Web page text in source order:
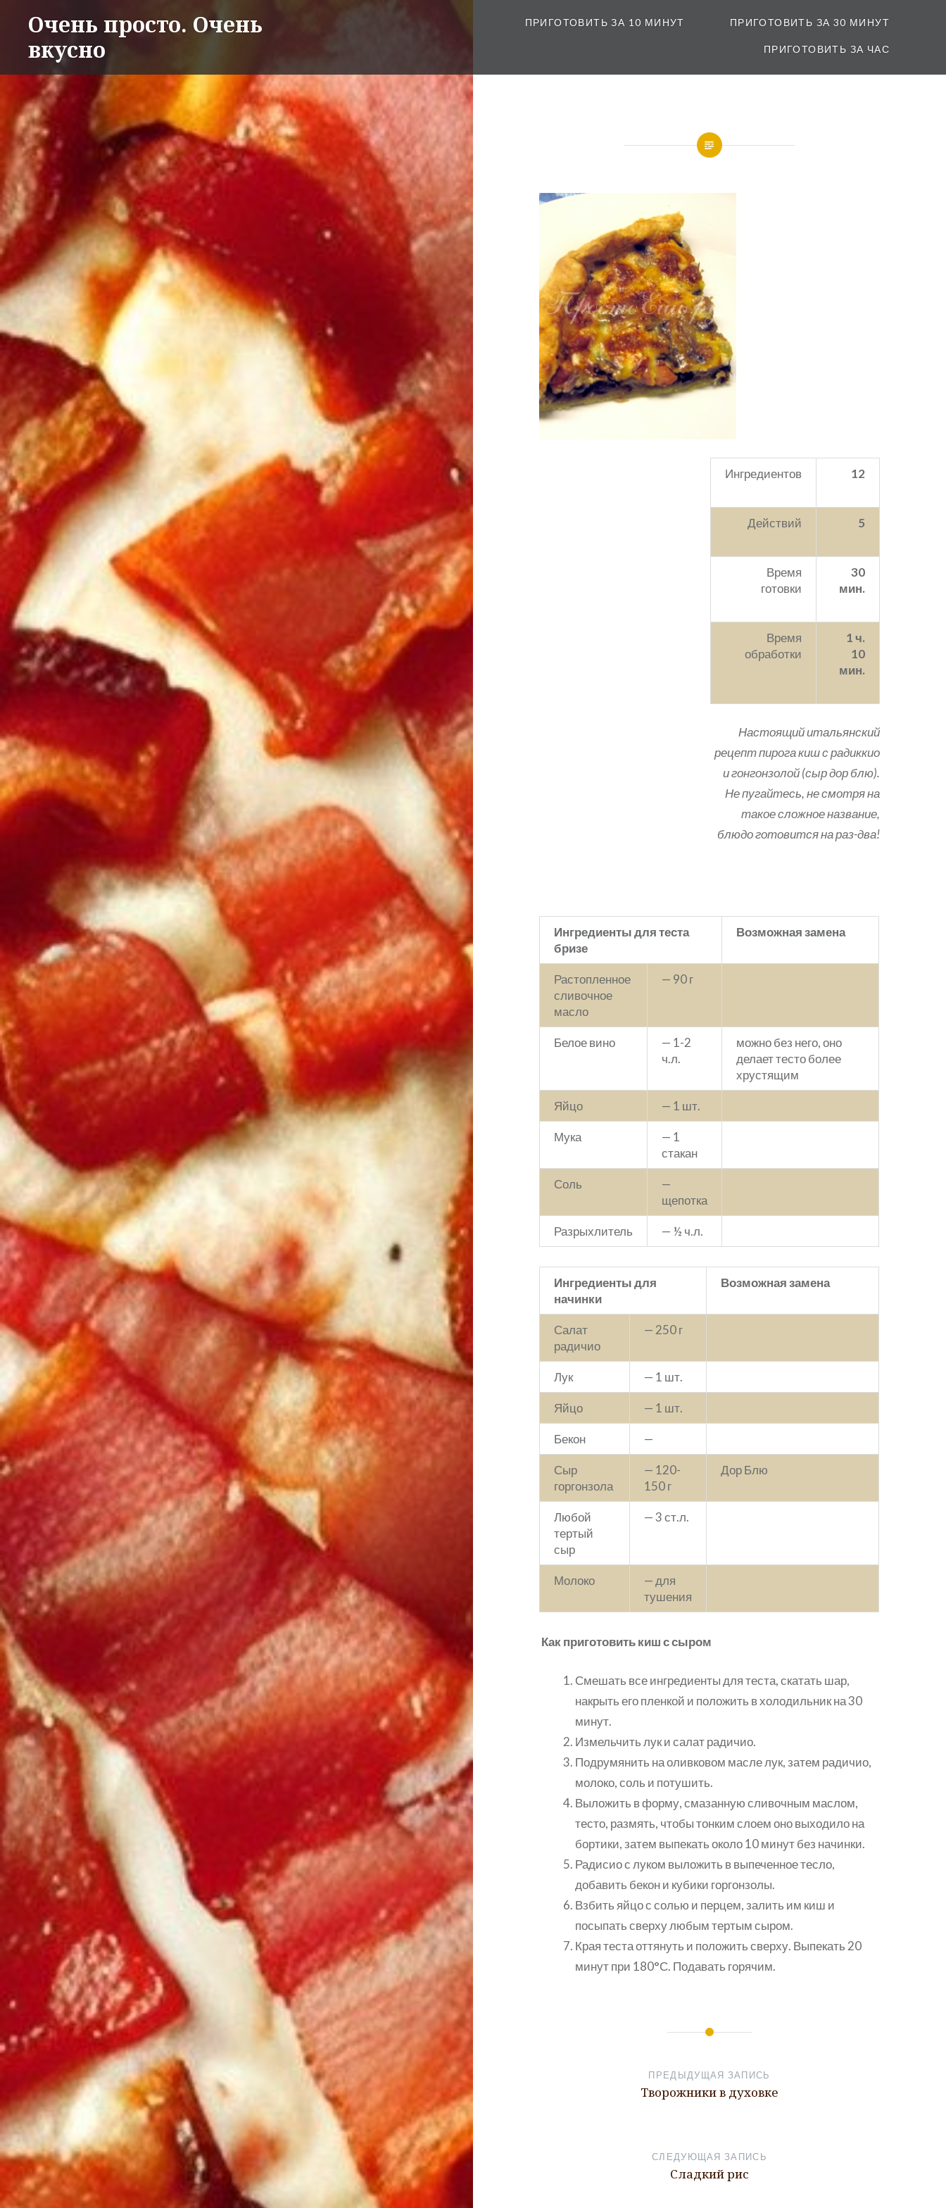
содержимому
Очень просто. Очень
вкусно
ПРИГОТОВИТЬ ЗА 10 МИНУТ ПРИГОТОВИТЬ ЗА 30 МИНУТ
ПРИГОТОВИТЬ ЗА ЧАС
Ингредиентов 12
Действий 5
Время
готовки
30
мин.
Время
обработки
1 ч.
10
мин.
Настоящий итальянский
рецепт пирога киш с радиккио
и гонгонзолой (сыр дор блю).
Не пугайтесь, не смотря на
такое сложное название,
блюдо готовится на раз-два!
Ингредиенты для теста
бризе
Возможная замена
Растопленное
сливочное
масло
— 90 г
Белое вино
— 1-2
ч.л.
можно без него, оно
делает тесто более
хрустящим
Яйцо — 1 шт.
Мука
— 1
стакан
Соль
—
щепотка
Разрыхлитель — ½ ч.л.
Ингредиенты для
начинки
Возможная замена
Салат
радичио
— 250 г
Лук — 1 шт.
Яйцо — 1 шт.
Бекон —
Сыр
горгонзола
— 120-
150 г
Дор Блю
Любой
тертый
сыр
— 3 ст.л.
Молоко
— для
тушения
Как приготовить киш с сыром
Смешать все ингредиенты для теста, скатать шар,
накрыть его пленкой и положить в холодильник на 30
минут.
Измельчить лук и салат радичио.
Подрумянить на оливковом масле лук, затем радичио,
молоко, соль и потушить.
Выложить в форму, смазанную сливочным маслом,
тесто, размять, чтобы тонким слоем оно выходило на
бортики, затем выпекать около 10 минут без начинки.
Радисио с луком выложить в выпеченное тесло,
добавить бекон и кубики горгонзолы.
Взбить яйцо с солью и перцем, залить им киш и
посыпать сверху любым тертым сыром.
Края теста оттянуть и положить сверху. Выпекать 20
минут при 180°С. Подавать горячим.
по
записям
ПРЕДЫДУЩАЯ ЗАПИСЬ
Творожники в духовке
СЛЕДУЮЩАЯ ЗАПИСЬ
Сладкий рис